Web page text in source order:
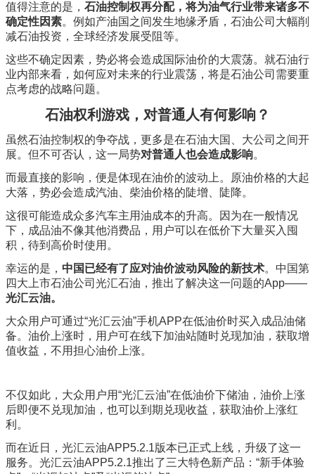
​值得注意的是， 石油控制权再分配，将为油气行业带来诸多不
确定性因素。例如产油国之间发生地缘矛盾，石油公司大幅削
减石油投资，全球经济发展受阻等。
这些不确定因素，势必将会造成国际油价的大震荡。就石油行
业内部来看，如何应对未来的行业震荡，将是石油公司需要重
点考虑的战略问题。
石油权利游戏，对普通人有何影响？
虽然石油控制权的争夺战，更多是在石油大国、大公司之间开
展。但不可否认，这一局势对普通人也会造成影响。
而最直接的影响，便是体现在油价的波动上。原油价格的大起
大落，势必会造成汽油、柴油价格的陡增、陡降。
这很可能造成众多汽车主用油成本的升高。因为在一般情况
下，成品油不像其他消费品，用户可以在低价下大量买入囤
积，待到高价时使用。
幸运的是， 中国已经有了应对油价波动风险的新技术。中国第
四大上市石油公司光汇石油，推出了解决这一问题的App——
光汇云油。
大众用户可通过“光汇云油”手机APP在低油价时买入成品油储
备。油价上涨时，用户可在线下加油站随时兑现加油，获取增
值收益，不用担心油价上涨。
不仅如此，大众用户用“光汇云油”在低油价下储油，油价上涨
后即便不兑现加油，也可以到期兑现收益，获取油价上涨红
利。
而在近日，光汇云油APP5.2.1版本已正式上线，升级了这一
服务。光汇云油APP5.2.1推出了三大特色新产品：“新手体验